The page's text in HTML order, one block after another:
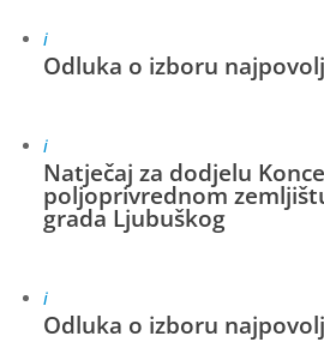
i
Odluka o izboru
i
Natječaj za dodjelu
poljoprivrednom
grada Ljubuškog
i
Odluka o izboru